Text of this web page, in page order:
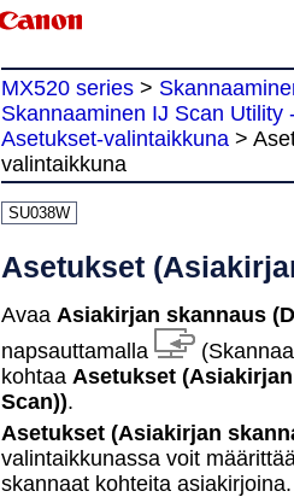
MX520 series >
Skannaaminen IJ Scan Utility
Asetukset-valintaikkuna >
valintaikkuna
SU038W
Asetukset
Avaa Asiakirjan skannaus
napsauttamalla
kohtaa Asetukset
Scan)).
Asetukset (Asiakirjan
valintaikkunassa voit
skannaat kohteita asiakirjoina.